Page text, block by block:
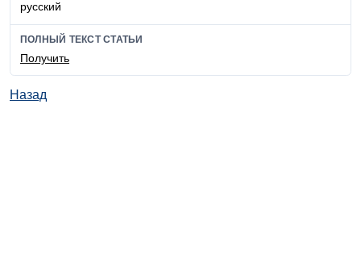
русский
ПОЛНЫЙ ТЕКСТ СТАТЬИ
Получить
Назад